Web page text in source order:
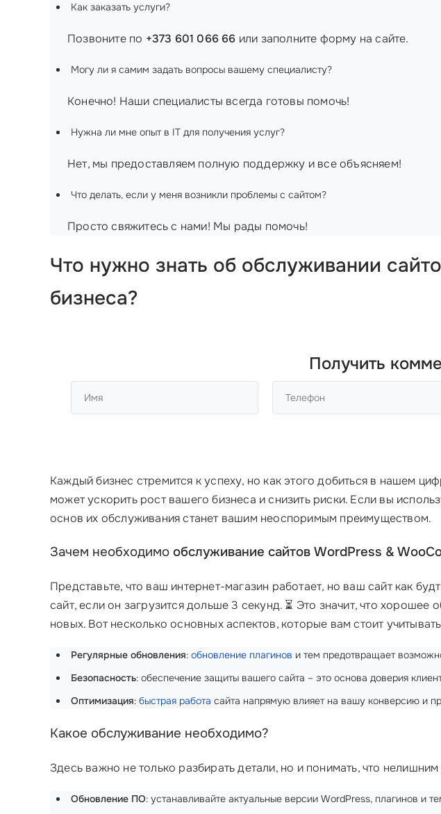
Как заказать услуги?
Позвоните по +373 601 066 66 или заполните форму на сайте.
Могу ли я самим задать вопросы вашему специалисту?
Конечно! Наши специалисты всегда готовы помочь!
Нужна ли мне опыт в IT для получения услуг?
Нет, мы предоставляем полную поддержку и все объясняем!
Что делать, если у меня возникли проблемы с сайтом?
Просто свяжитесь с нами! Мы рады помочь!
Что нужно знать об обслуживании
бизнеса?
Получить
Каждый бизнес стремится к успеху, но как этого добиться в нашем
может ускорить рост вашего бизнеса и снизить риски. Если вы
основ их обслуживания станет вашим неоспоримым преимуществом.
Зачем необходимо обслуживание сайтов WordPress &
Представьте, что ваш интернет-магазин работает, но ваш сайт как
сайт, если он загрузится дольше 3 секунд. ⏳ Это значит, что
новых. Вот несколько основных аспектов, которые вам стоит
Регулярные обновления: обновление плагинов и тем предотвращает
Безопасность: обеспечение защиты вашего сайта – это основа доверия
Оптимизация: быстрая работа сайта напрямую влияет на вашу конверсию и
Какое обслуживание необходимо?
Здесь важно не только разбирать детали, но и понимать, что
Обновление ПО: устанавливайте актуальные версии WordPress, плагинов и